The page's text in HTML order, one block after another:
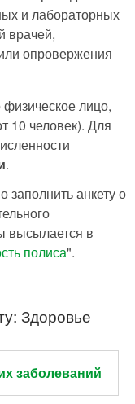
и лабораторных
врачей,
опровержения
лицо,
10 человек). Для
.
заполнить анкету о
высылается в
полиса".
Здоровье
заболеваний